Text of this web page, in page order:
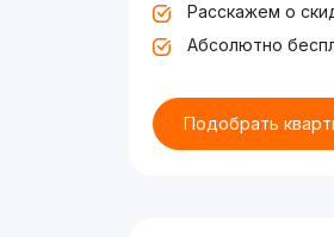
Расскажем о
Абсолютно
Подобрать